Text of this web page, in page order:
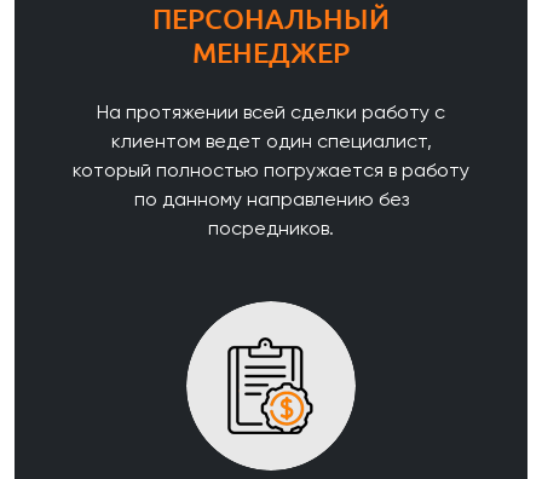
ПЕРСОНАЛЬНЫЙ
МЕНЕДЖЕР
На протяжении всей сделки работу с
клиентом ведет один специалист,
который полностью погружается в работу
по данному направлению без
посредников.